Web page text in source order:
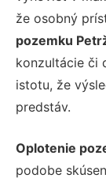
že osobný
pozemku
konzultácie či
istotu, že
predstáv.
Oplotenie
podobe